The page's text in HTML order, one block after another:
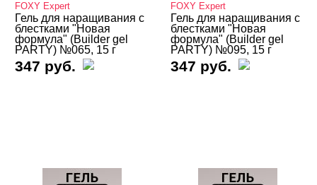
Опция
Конструирующие гели
Однофазные гели
Гели 3D и 4D
FOXY Expert
Гель для наращивания с
блестками "Новая
формула" (Builder gel
PARTY) №065, 15 г
347 руб.
FOXY Expert
Гель для наращивания с
блестками "Новая
формула" (Builder gel
PARTY) №095, 15 г
347 руб.